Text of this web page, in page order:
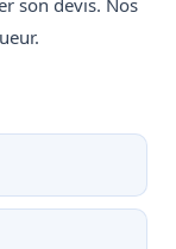
son devis. Nos